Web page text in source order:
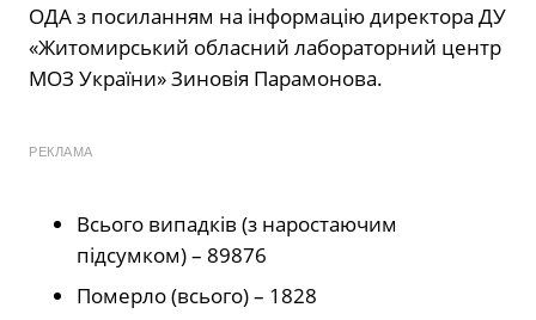
ОДА з посиланням на інформацію директора ДУ
«Житомирський обласний лабораторний центр
МОЗ України» Зиновія Парамонова.
РЕКЛАМА
Всього випадків (з наростаючим
підсумком) – 89876
Померло (всього) – 1828